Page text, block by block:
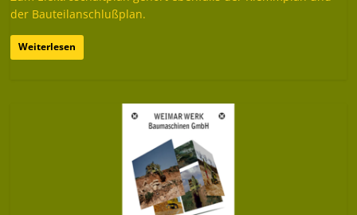
der Bauteilanschlußplan.
Weiterlesen